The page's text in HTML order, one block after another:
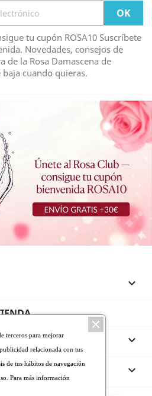
tu cupón ROSA10 Suscríbete
Novedades, consejos de
de la Rosa Damascena de
cuando quieras.



terceros para mejorar
relacionada con tus
de tus hábitos de navegación
Para más información